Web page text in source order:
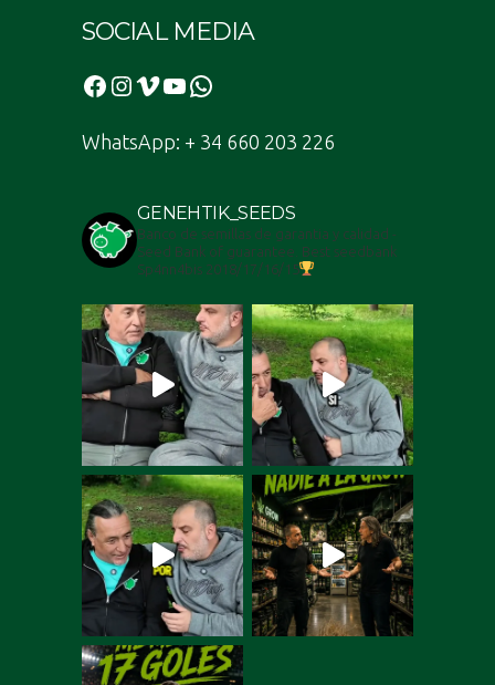
SOCIAL MEDIA
Facebook
Instagram
Vimeo
YouTube
WhatsApp
WhatsApp: + 34 660 203 226
GENEHTIK_SEEDS
Banco de semillas de garantia y calidad -
Seed Bank of guarantee. Best seedbank
Sp4nn4bis 2018/17/16/15